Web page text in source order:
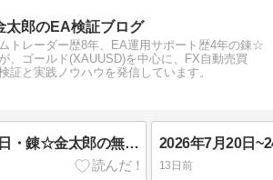
郎のEA検証ブログ
トレーダー歴8年、EA運用サポート歴4年の錬☆
、ゴールド(XAUUSD)を中心に、FX自動売買
証と実践ノウハウを発信しています。
2026年7月27日~31日・錬☆金太郎の無料配布EA実績報告・FX自動売買
13日前